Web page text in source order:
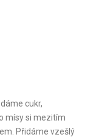
cukr,
mísy si mezitím
Přidáme vzešlý